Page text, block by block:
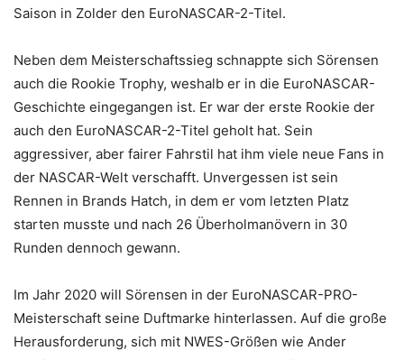
Saison in Zolder den EuroNASCAR-2-Titel.
Neben dem Meisterschaftssieg schnappte sich Sörensen
auch die Rookie Trophy, weshalb er in die EuroNASCAR-
Geschichte eingegangen ist. Er war der erste Rookie der
auch den EuroNASCAR-2-Titel geholt hat. Sein
aggressiver, aber fairer Fahrstil hat ihm viele neue Fans in
der NASCAR-Welt verschafft. Unvergessen ist sein
Rennen in Brands Hatch, in dem er vom letzten Platz
starten musste und nach 26 Überholmanövern in 30
Runden dennoch gewann.
Im Jahr 2020 will Sörensen in der EuroNASCAR-PRO-
Meisterschaft seine Duftmarke hinterlassen. Auf die große
Herausforderung, sich mit NWES-Größen wie Ander